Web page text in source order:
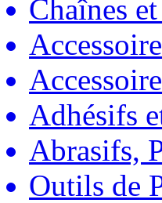
Chaînes
Adhésifs
Abrasifs,
Outils de